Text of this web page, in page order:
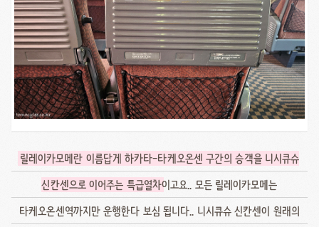
릴레이카모메란 이름답게 하카타-타케오온센 구간의 승객을 니시큐슈
신칸센으로 이어주는 특급열차이고요.. 모든 릴레이카모메는
타케오온센역까지만 운행한다 보심 됩니다.. 니시큐슈 신칸센이 원래의